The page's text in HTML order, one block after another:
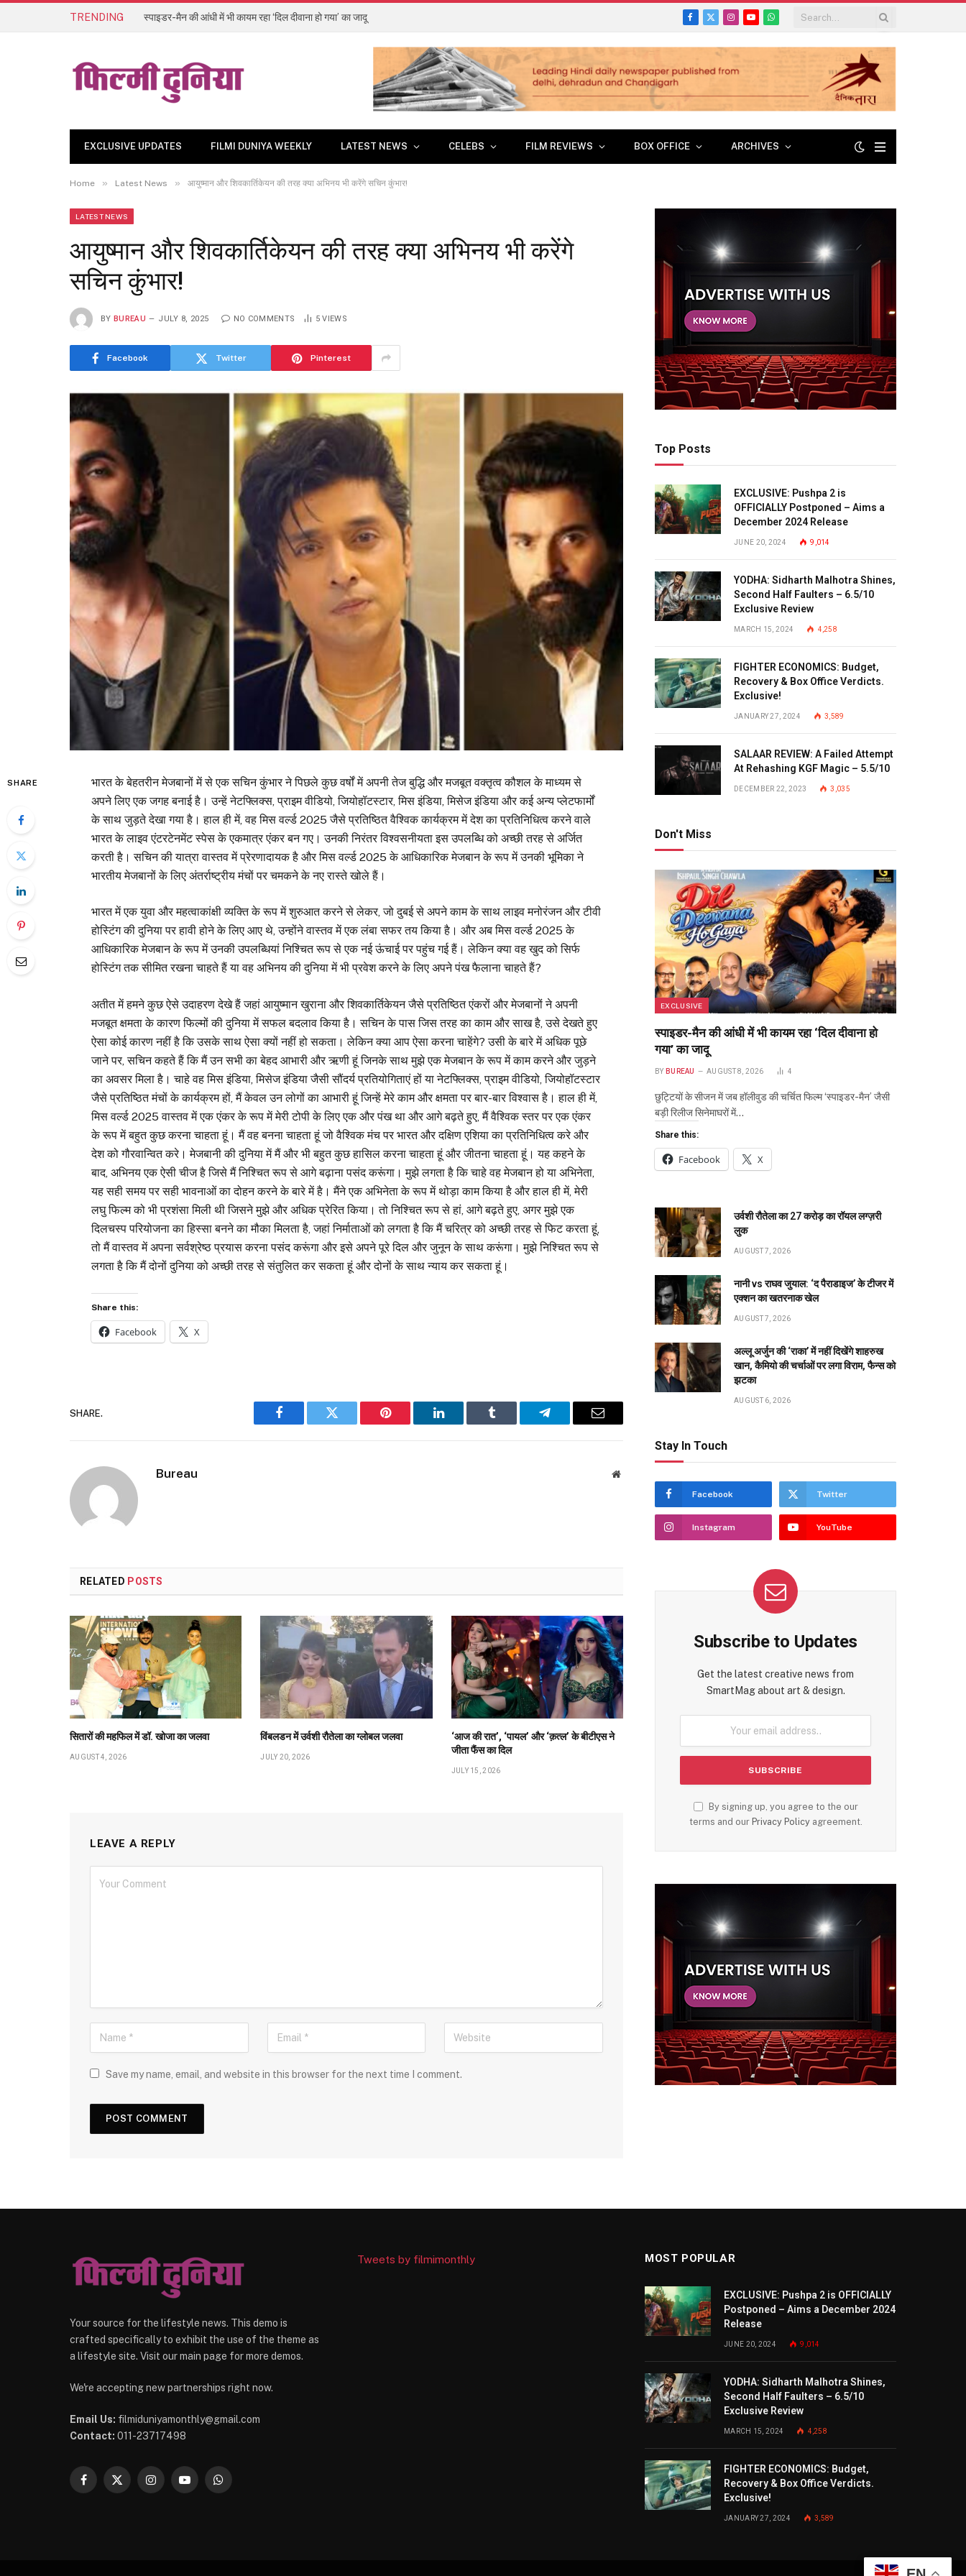
TRENDING स्पाइडर-मैन की आंधी में भी कायम रहा ‘दिल दीवाना हो गया’ का जादू
Facebook
X
Instagram
YouTubeWhatsApp
EXCLUSIVE UPDATES FILMI DUNIYA WEEKLY LATEST NEWS CELEBS FILM REVIEWS BOX OFFICE ARCHIVES
Home » Latest News » आयुष्मान और शिवकार्तिकेयन की तरह क्या अभिनय भी करेंगे सचिन कुंभार!
LATEST NEWS
आयुष्मान और शिवकार्तिकेयन की तरह क्या अभिनय भी करेंगे
सचिन कुंभार!
BY BUREAU JULY 8, 2025 NO COMMENTS 5VIEWS
Facebook Twitter Pinterest
SHARE
भारत के बेहतरीन मेजबानों में से एक सचिन कुंभार ने पिछले कुछ वर्षों में अपनी तेज बुद्धि और मजबूत वक्तृत्व कौशल के माध्यम से
अपने लिए एक जगह बनाई है। उन्हें नेटफ्लिक्स, प्राइम वीडियो, जियोहॉटस्टार, मिस इंडिया, मिसेज इंडिया और कई अन्य प्लेटफार्मों
के साथ जुड़ते देखा गया है। हाल ही में, वह मिस वर्ल्ड 2025 जैसे प्रतिष्ठित वैश्विक कार्यक्रम में देश का प्रतिनिधित्व करने वाले
भारत के लाइव एंटरटेनमेंट स्पेस के एकमात्र एंकर बन गए। उनकी निरंतर विश्वसनीयता इस उपलब्धि को अच्छी तरह से अर्जित
करती है। सचिन की यात्रा वास्तव में प्रेरणादायक है और मिस वर्ल्ड 2025 के आधिकारिक मेजबान के रूप में उनकी भूमिका ने
भारतीय मेजबानों के लिए अंतर्राष्ट्रीय मंचों पर चमकने के नए रास्ते खोले हैं।
भारत में एक युवा और महत्वाकांक्षी व्यक्ति के रूप में शुरुआत करने से लेकर, जो दुबई से अपने काम के साथ लाइव मनोरंजन और टीवी
होस्टिंग की दुनिया पर हावी होने के लिए आए थे, उन्होंने वास्तव में एक लंबा सफर तय किया है। और अब मिस वर्ल्ड 2025 के
आधिकारिक मेजबान के रूप में उनकी उपलब्धियां निश्चित रूप से एक नई ऊंचाई पर पहुंच गई हैं। लेकिन क्या वह खुद को सिर्फ
होस्टिंग तक सीमित रखना चाहते हैं या वह अभिनय की दुनिया में भी प्रवेश करने के लिए अपने पंख फैलाना चाहते हैं?
अतीत में हमने कुछ ऐसे उदाहरण देखे हैं जहां आयुष्मान खुराना और शिवकार्तिकेयन जैसे प्रतिष्ठित एंकरों और मेजबानों ने अपनी
मजबूत क्षमता के कारण फिल्मों की दुनिया में सफल बदलाव किया है। सचिन के पास जिस तरह का काम और साख है, उसे देखते हुए
ऐसा कोई कारण नहीं है कि उसके साथ ऐसा क्यों नहीं हो सकता। लेकिन क्या आप ऐसा करना चाहेंगे? उसी के बारे में अधिक पूछे
जाने पर, सचिन कहते हैं कि मैं उन सभी का बेहद आभारी और ऋणी हूं जिनके साथ मुझे एक मेजबान के रूप में काम करने और जुड़ने
का अवसर मिला है। चाहे वह मिस इंडिया, मिसेज इंडिया जैसी सौंदर्य प्रतियोगिताएं हों या नेटफ्लिक्स, प्राइम वीडियो, जियोहॉटस्टार
जैसे प्रतिष्ठित मंचों के कार्यक्रम हों, मैं केवल उन लोगों का आभारी हूं जिन्हें मेरे काम और क्षमता पर बार-बार विश्वास है। हाल ही में,
मिस वर्ल्ड 2025 वास्तव में एक एंकर के रूप में मेरी टोपी के लिए एक और पंख था और आगे बढ़ते हुए, मैं वैश्विक स्तर पर एक एंकर
के रूप में बहुत कुछ करना चाहता हूं। मैं वह बनना चाहता हूं जो वैश्विक मंच पर भारत और दक्षिण एशिया का प्रतिनिधित्व करे और
देश को गौरवान्वित करे। मेजबानी की दुनिया में मैं और भी बहुत कुछ हासिल करना चाहता हूं और जीतना चाहता हूं। यह कहने के
बाद, अभिनय एक ऐसी चीज है जिसे मैं निश्चित रूप से आगे बढ़ाना पसंद करूंगा। मुझे लगता है कि चाहे वह मेजबान हो या अभिनेता,
यह सही समय पर सही भावनाओं का दोहन करने के बारे में है। मैंने एक अभिनेता के रूप में थोड़ा काम किया है और हाल ही में, मेरी
लघु फिल्म को भी प्रशंसा मिली थी जिसने मुझे और अधिक प्रेरित किया। तो निश्चित रूप से हां, आगे बढ़ते हुए, अगर मुझे एक
दिलचस्प परियोजना का हिस्सा बनने का मौका मिलता है, जहां निर्माताओं को लगता है कि मैं चरित्र को अच्छी तरह से फिट करता हूं,
तो मैं वास्तव में अपना सर्वश्रेष्ठ प्रयास करना पसंद करूंगा और इसे अपने पूरे दिल और जुनून के साथ करूंगा। मुझे निश्चित रूप से
लगता है कि मैं दोनों दुनिया को अच्छी तरह से संतुलित कर सकता हूं और दोनों के साथ न्याय कर सकता हूं।
Share this:
Facebook X
SHARE.
Facebook Twitter Pinterest LinkedIn Tumblr Telegram Email
Bureau Website
RELATED POSTS
सितारों की महफिल में डॉ. खोजा का जलवा
AUGUST 4, 2026
विंबलडन में उर्वशी रौतेला का ग्लोबल जलवा
JULY 20, 2026
‘आज की रात’, ‘पायल’ और ‘क़त्ल’ के बीटीएस ने
जीता फैंस का दिल
JULY 15, 2026
LEAVE A REPLY
Save my name, email, and website in this browser for the next time I comment.
Top Posts
EXCLUSIVE: Pushpa 2 is
OFFICIALLY Postponed – Aims a
December 2024 Release
JUNE 20, 2024 9,014
YODHA: Sidharth Malhotra Shines,
Second Half Faulters – 6.5/10
Exclusive Review
MARCH 15, 2024 4,258
FIGHTER ECONOMICS: Budget,
Recovery & Box Office Verdicts.
Exclusive!
JANUARY 27, 2024 3,589
SALAAR REVIEW: A Failed Attempt
At Rehashing KGF Magic – 5.5/10
DECEMBER 22, 2023 3,035
Don't Miss
EXCLUSIVE
स्पाइडर-मैन की आंधी में भी कायम रहा ‘दिल दीवाना हो
गया’ का जादू
BY BUREAU AUGUST 8, 2026 4
छुट्टियों के सीजन में जब हॉलीवुड की चर्चित फिल्म ‘स्पाइडर-मैन’ जैसी
बड़ी रिलीज सिनेमाघरों में…
Share this:
Facebook X
उर्वशी रौतेला का ₹27 करोड़ का रॉयल लग्ज़री
लुक
AUGUST 7, 2026
नानी vs राघव जुयाल: ‘द पैराडाइज’ के टीजर में
एक्शन का खतरनाक खेल
AUGUST 7, 2026
अल्लू अर्जुन की ‘राका’ में नहीं दिखेंगे शाहरुख
खान, कैमियो की चर्चाओं पर लगा विराम, फैन्स को
झटका
AUGUST 6, 2026
Stay In Touch
Facebook Twitter
Instagram YouTube
Subscribe to Updates
Get the latest creative news from
SmartMag about art & design.
By signing up, you agree to the our
terms and our Privacy Policyagreement.
Your source for the lifestyle news. This demo is
crafted specifically to exhibit the use of the theme as
a lifestyle site. Visit our main page for more demos.
We're accepting new partnerships right now.
Email Us: filmiduniyamonthly@gmail.com
Contact: 011-23717498
Facebook
X
InstagramYouTubeWhatsApp
Tweets by filmimonthly MOST POPULAR
EXCLUSIVE: Pushpa 2 is OFFICIALLY
Postponed – Aims a December 2024
Release
JUNE 20, 2024 9,014
YODHA: Sidharth Malhotra Shines,
Second Half Faulters – 6.5/10
Exclusive Review
MARCH 15, 2024 4,258
FIGHTER ECONOMICS: Budget,
Recovery & Box Office Verdicts.
Exclusive!
JANUARY 27, 2024 3,589